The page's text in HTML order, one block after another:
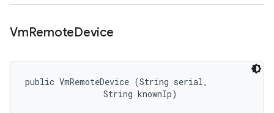
VmRemoteDevice
public VmRemoteDevice (String serial,
                String knownIp)